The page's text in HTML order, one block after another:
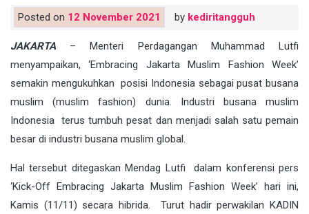
Posted on 12 November 2021 by kediritangguh
JAKARTA – Menteri Perdagangan Muhammad Lutfi
menyampaikan, ‘Embracing Jakarta Muslim Fashion Week’
semakin mengukuhkan posisi Indonesia sebagai pusat busana
muslim (muslim fashion) dunia. Industri busana muslim
Indonesia terus tumbuh pesat dan menjadi salah satu pemain
besar di industri busana muslim global.
Hal tersebut ditegaskan Mendag Lutfi dalam konferensi pers
‘Kick-Off Embracing Jakarta Muslim Fashion Week’ hari ini,
Kamis (11/11) secara hibrida. Turut hadir perwakilan KADIN